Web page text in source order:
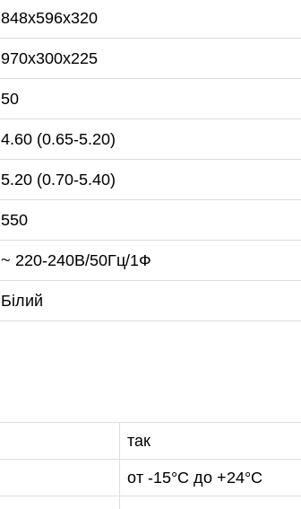
848x596x320
970х300х225
50
4.60 (0.65-5.20)
5.20 (0.70-5.40)
550
~ 220-240В/50Гц/1Ф
Білий
так
от -15°С до +24°С